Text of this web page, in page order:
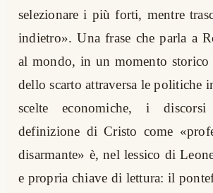
selezionare i più forti, mentre
indietro». Una frase che parla a
al mondo, in un momento
dello scarto attraversa le politiche
scelte economiche, i
definizione di Cristo come
disarmante» è, nel lessico di
e propria chiave di lettura: il